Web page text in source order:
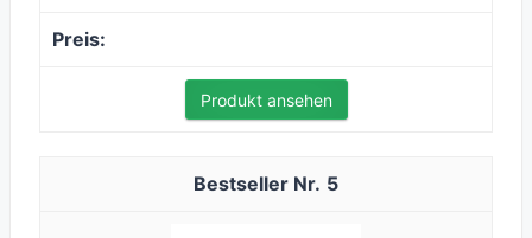
Produkt ansehen
5